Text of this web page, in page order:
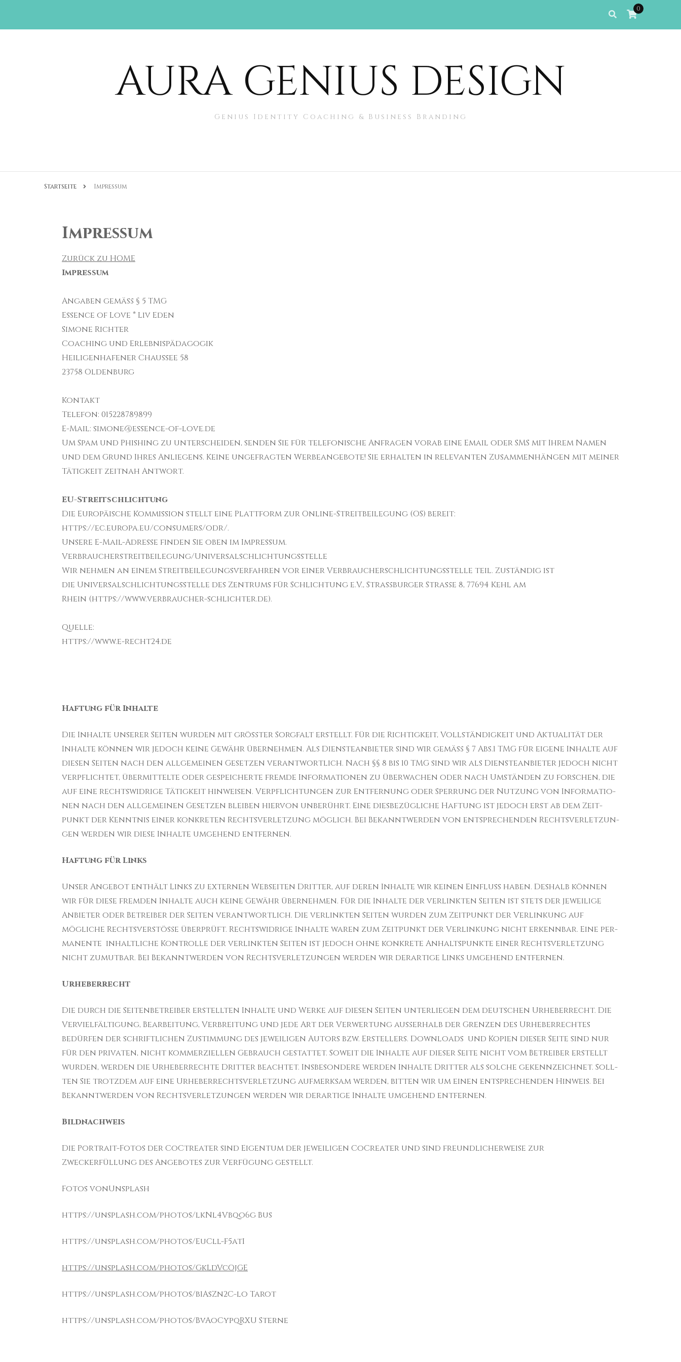
0
AURA GENIUS DESIGN
Genius Identity Coaching & Business Branding
Startseite Impressum
Impressum
Zurück zu HOME
Impressum
Angaben gemäß § 5 TMG
Essence of Love * Liv Eden
Simone Richter
Coaching und Erlebnispädagogik
Heiligenhafener Chaussee 58
23758 Oldenburg
Kontakt
Telefon: 015228789899
E-Mail: simone@essence-of-love.de
Um Spam und Phishing zu unterscheiden, senden Sie für telefonische Anfragen vorab eine Email oder SMS mit Ihrem Namen
und dem Grund Ihres Anliegens. Keine ungefragten Werbeangebote! Sie erhalten in relevanten Zusammenhängen mit meiner
Tätigkeit zeitnah Antwort.
EU-Streitschlichtung
Die Europäische Kommission stellt eine Plattform zur Online-Streitbeilegung (OS) bereit:
https://ec.europa.eu/consumers/odr/.
Unsere E-Mail-Adresse finden Sie oben im Impressum.
Verbraucherstreitbeilegung/Universalschlichtungsstelle
Wir nehmen an einem Streitbeilegungsverfahren vor einer Verbraucherschlichtungsstelle teil. Zuständig ist
die Universalschlichtungsstelle des Zentrums für Schlichtung e.V., Straßburger Straße 8, 77694 Kehl am
Rhein (https://www.verbraucher-schlichter.de).
Quelle:
https://www.e-recht24.de
Haf­tung für Inhalte
Die Inhalte unserer Seiten wur­den mit größter Sorgfalt erstellt. Für die Richtigkeit, Voll­ständigkeit und Aktu­al­ität der
Inhalte kön­nen wir jedoch keine Gewähr übernehmen. Als Dien­stean­bi­eter sind wir gemäß § 7 Abs.1 TMG für eigene Inhalte auf
diesen Seiten nach den all­ge­meinen Geset­zen ver­ant­wortlich. Nach §§ 8 bis 10 TMG sind wir als Dien­stean­bi­eter jedoch nicht
verpflichtet, übermit­telte oder gespe­icherte fremde Infor­ma­tio­nen zu überwachen oder nach Umstän­den zu forschen, die
auf eine rechtswidrige Tätigkeit hin­weisen. Verpflich­tun­gen zur Ent­fer­nung oder Sper­rung der Nutzung von Infor­ma­tio­
nen nach den all­ge­meinen Geset­zen bleiben hier­von unberührt. Eine dies­bezügliche Haf­tung ist jedoch erst ab dem Zeit­
punkt der Ken­nt­nis einer konkreten Rechtsver­let­zung möglich. Bei Bekan­ntwer­den von entsprechen­den Rechtsver­let­zun­
gen wer­den wir diese Inhalte umge­hend entfernen.
Haf­tung für Links
Unser Ange­bot enthält Links zu exter­nen Web­seiten Drit­ter, auf deren Inhalte wir keinen Ein­fluss haben. Deshalb kön­nen
wir für diese frem­den Inhalte auch keine Gewähr übernehmen. Für die Inhalte der ver­link­ten Seiten ist stets der jew­eilige
Anbi­eter oder Betreiber der Seiten ver­ant­wortlich. Die ver­link­ten Seiten wur­den zum Zeit­punkt der Ver­linkung auf
mögliche Rechtsver­stöße überprüft. Rechtswidrige Inhalte waren zum Zeit­punkt der Ver­linkung nicht erkennbar. Eine per­
ma­nente inhaltliche Kon­trolle der ver­link­ten Seiten ist jedoch ohne konkrete Anhalt­spunkte einer Rechtsver­let­zung
nicht zumut­bar. Bei Bekan­ntwer­den von Rechtsver­let­zun­gen wer­den wir der­ar­tige Links umge­hend entfernen.
Urhe­ber­recht
Die durch die Seit­en­be­treiber erstell­ten Inhalte und Werke auf diesen Seiten unter­liegen dem deutschen Urhe­ber­recht. Die
Vervielfäl­ti­gung, Bear­beitung, Ver­bre­itung und jede Art der Ver­w­er­tung außer­halb der Gren­zen des Urhe­ber­rechtes
bedür­fen der schriftlichen Zus­tim­mung des jew­eili­gen Autors bzw. Erstellers. Down­loads und Kopien dieser Seite sind nur
für den pri­vaten, nicht kom­merziellen Gebrauch ges­tat­tet. Soweit die Inhalte auf dieser Seite nicht vom Betreiber erstellt
wur­den, wer­den die Urhe­ber­rechte Drit­ter beachtet. Ins­beson­dere wer­den Inhalte Drit­ter als solche gekennze­ich­net. Soll­
ten Sie trotz­dem auf eine Urhe­ber­rechtsver­let­zung aufmerk­sam wer­den, bit­ten wir um einen entsprechen­den Hin­weis. Bei
Bekan­ntwer­den von Rechtsver­let­zun­gen wer­den wir der­ar­tige Inhalte umge­hend entfernen.
Bildnachweis
Die Portrait-Fotos der CoCtreater sind Eigentum der jeweiligen CoCreater und sind freundlicherweise zur
Zweckerfüllung des Angebotes zur Verfügung gestellt.
Fotos vonUnsplash
https://unsplash.com/photos/lkNl4Vbqo6g Bus
https://unsplash.com/photos/EuCll-F5atI
https://unsplash.com/photos/GkLdVcOjGE
https://unsplash.com/photos/b1AsZn2C-lo Tarot
https://unsplash.com/photos/BvAoCypqRXU Sterne